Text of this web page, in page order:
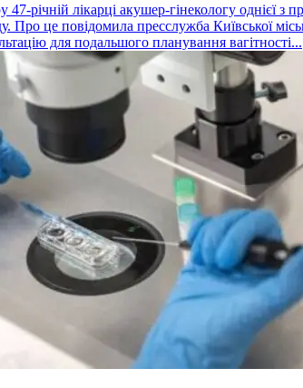
річній лікарці акушер-гінекологу однієї
Про це повідомила пресслужба Київської
для подальшого планування вагітності...